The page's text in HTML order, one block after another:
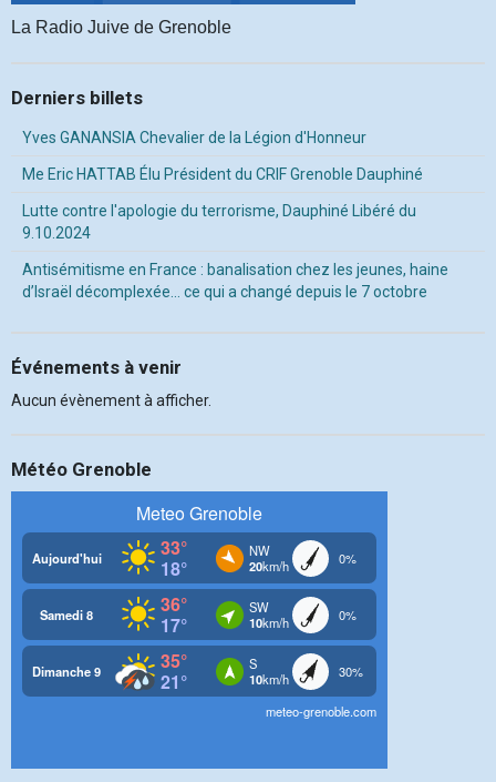
La Radio Juive de Grenoble
Derniers billets
Yves GANANSIA Chevalier de la Légion d'Honneur
Me Eric HATTAB Élu Président du CRIF Grenoble Dauphiné
Lutte contre l'apologie du terrorisme, Dauphiné Libéré du
9.10.2024
Antisémitisme en France : banalisation chez les jeunes, haine
d’Israël décomplexée… ce qui a changé depuis le 7 octobre
Événements à venir
Aucun évènement à afficher.
Météo Grenoble